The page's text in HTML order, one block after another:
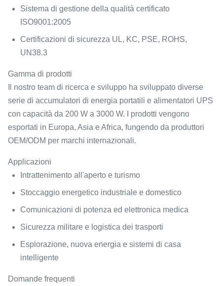
Sistema di gestione della qualità certificato
ISO9001:2005
Certificazioni di sicurezza UL, KC, PSE, ROHS,
UN38.3
Gamma di prodotti
Il nostro team di ricerca e sviluppo ha sviluppato diverse
serie di accumulatori di energia portatili e alimentatori UPS
con capacità da 200 W a 3000 W. I prodotti vengono
esportati in Europa, Asia e Africa, fungendo da produttori
OEM/ODM per marchi internazionali.
Applicazioni
Intrattenimento all'aperto e turismo
Stoccaggio energetico industriale e domestico
Comunicazioni di potenza ed elettronica medica
Sicurezza militare e logistica dei trasporti
Esplorazione, nuova energia e sistemi di casa
intelligente
Domande frequenti